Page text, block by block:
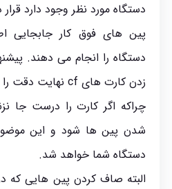
دستگاه مورد نظر وجود دارد
دستگاه را انجام می دهند.
زدن کارت های cf نهایت دقت را به عمل آورید.
چراکه اگر کارت را درست جا
شدن پین ها شود و این موضوع
دستگاه شما خواهد شد.
البته صاف کردن پین هایی که